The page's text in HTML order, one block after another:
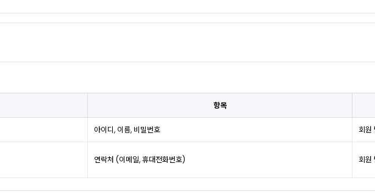
항목
아이디, 이름, 비밀번호 회원
연락처 (이메일, 휴대전화번호) 회원